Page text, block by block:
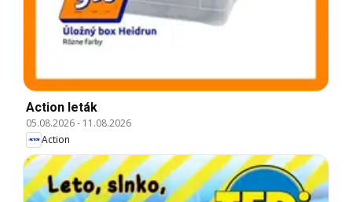
Action leták
05.08.2026- 11.08.2026
Action